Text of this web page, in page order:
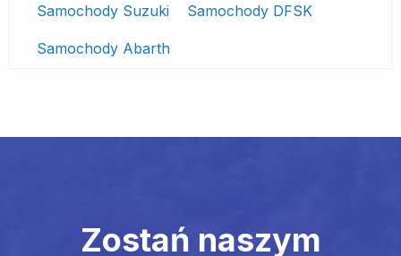
Samochody Suzuki Samochody DFSK
Samochody Abarth
Zostań naszym